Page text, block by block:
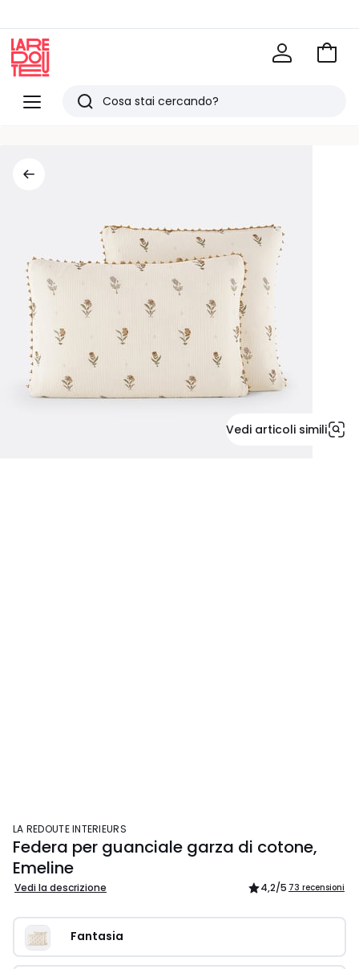
Menu
Redoute
Ricerca
Vai
Vedi articoli simili
LA REDOUTE INTERIEURS
Federa per guanciale garza di cotone,
Emeline
Vedi la descrizione 4,2/5 73 recensioni
Fantasia